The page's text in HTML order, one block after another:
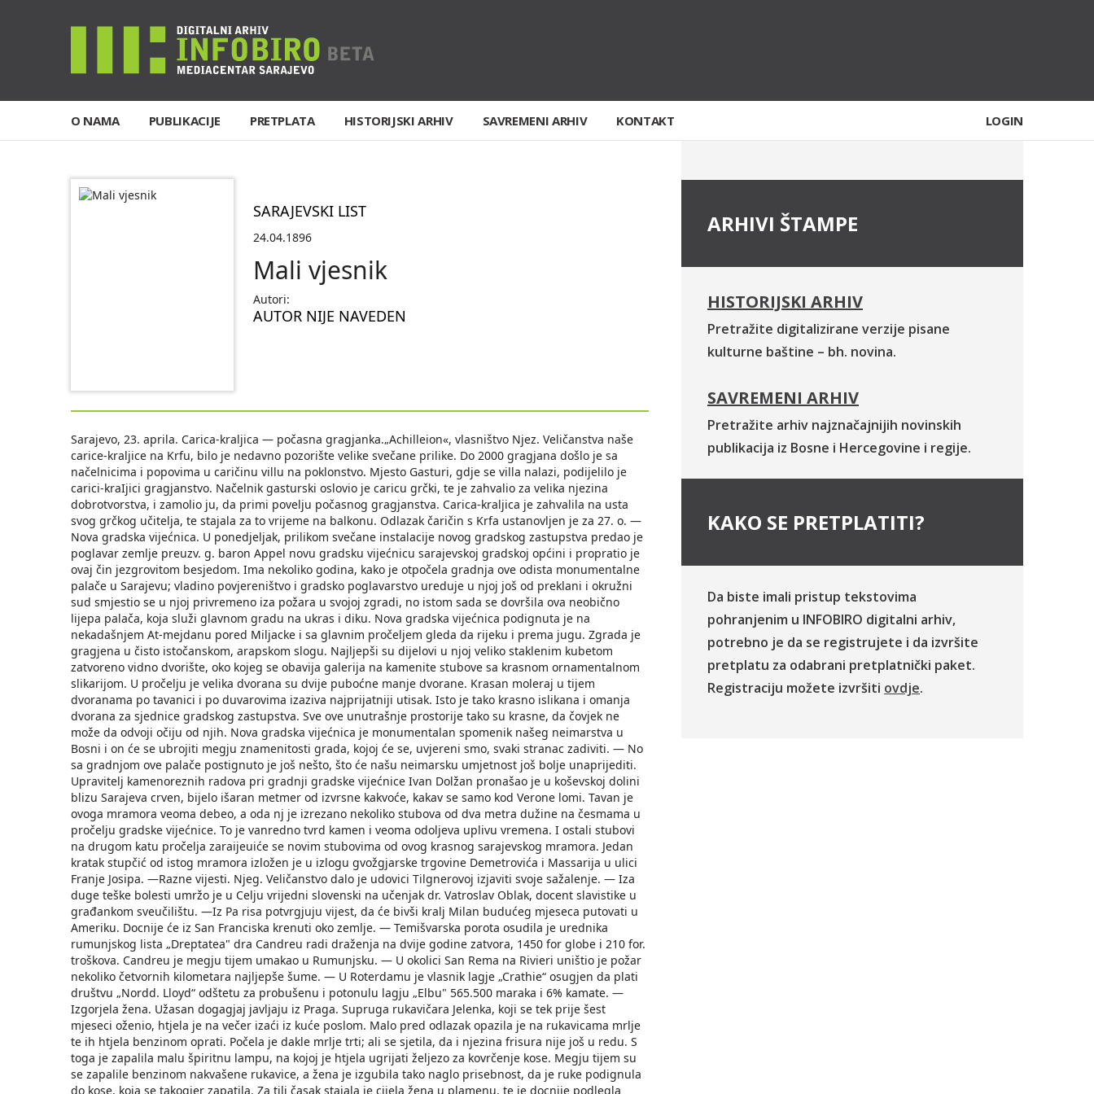
O NAMA PUBLIKACIJE PRETPLATA HISTORIJSKI ARHIV SAVREMENI ARHIV KONTAKT LOGIN
SARAJEVSKI LIST
24.04.1896
Mali vjesnik
Autori:
AUTOR NIJE NAVEDEN
Sarajevo, 23. aprila. Carica-kraljica — počasna gragjanka.„Achilleion«, vlasništvo Njez. Veličanstva naše
carice-kraljice na Krfu, bilo je nedavno pozorište velike svečane prilike. Do 2000 gragjana došlo je sa
načelnicima i popovima u caričinu villu na poklonstvo. Mjesto Gasturi, gdje se villa nalazi, podijelilo je
carici-kraIjici gragjanstvo. Načelnik gasturski oslovio je caricu grčki, te je zahvalio za velika njezina
dobrotvorstva, i zamolio ju, da primi povelju počasnog gragjanstva. Carica-kraljica je zahvalila na usta
svog grčkog učitelja, te stajala za to vrijeme na balkonu. Odlazak čaričin s Krfa ustanovljen je za 27. o. —
Nova gradska vijećnica. U ponedjeljak, prilikom svečane instalacije novog gradskog zastupstva predao je
poglavar zemlje preuzv. g. baron Appel novu gradsku vijećnicu sarajevskoj gradskoj općini i propratio je
ovaj čin jezgrovitom besjedom. Ima nekoliko godina, kako je otpočela gradnja ove odista monumentalne
palače u Sarajevu; vladino povjereništvo i gradsko poglavarstvo ureduje u njoj još od preklani i okružni
sud smjestio se u njoj privremeno iza požara u svojoj zgradi, no istom sada se dovršila ova neobično
lijepa palača, koja služi glavnom gradu na ukras i diku. Nova gradska vijećnica podignuta je na
nekadašnjem At-mejdanu pored Miljacke i sa glavnim pročeljem gleda da rijeku i prema jugu. Zgrada je
gragjena u čisto istočanskom, arapskom slogu. Najljepši su dijelovi u njoj veliko staklenim kubetom
zatvoreno vidno dvorište, oko kojeg se obavija galerija na kamenite stubove sa krasnom ornamentalnom
slikarijom. U pročelju je velika dvorana su dvije puboćne manje dvorane. Krasan moleraj u tijem
dvoranama po tavanici i po duvarovima izaziva najprijatniji utisak. Isto je tako krasno islikana i omanja
dvorana za sjednice gradskog zastupstva. Sve ove unutrašnje prostorije tako su krasne, da čovjek ne
može da odvoji očiju od njih. Nova gradska vijećnica je monumentalan spomenik našeg neimarstva u
Bosni i on će se ubrojiti megju znamenitosti grada, kojoj će se, uvjereni smo, svaki stranac zadiviti. — No
sa gradnjom ove palače postignuto je još nešto, što će našu neimarsku umjetnost još bolje unaprijediti.
Upravitelj kamenoreznih radova pri gradnji gradske vijećnice Ivan Dolžan pronašao je u koševskoj dolini
blizu Sarajeva crven, bijelo išaran metmer od izvrsne kakvoće, kakav se samo kod Verone lomi. Tavan je
ovoga mramora veoma debeo, a oda nj je izrezano nekoliko stubova od dva metra dužine na česmama u
pročelju gradske vijećnice. To je vanredno tvrd kamen i veoma odoljeva uplivu vremena. I ostali stubovi
na drugom katu pročelja zaraijeuiće se novim stubovima od ovog krasnog sarajevskog mramora. Jedan
kratak stupčić od istog mramora izložen je u izlogu gvožgjarske trgovine Demetrovića i Massarija u ulici
Franje Josipa. —Razne vijesti. Njeg. Veličanstvo dalo je udovici Tilgnerovoj izjaviti svoje sažalenje. — Iza
duge teške bolesti umržo je u Celju vrijedni slovenski na učenjak dr. Vatroslav Oblak, docent slavistike u
građankom sveučilištu. —Iz Pa risa potvrgjuju vijest, da će bivši kralj Milan budućeg mjeseca putovati u
Ameriku. Docnije će iz San Franciska krenuti oko zemlje. — Temišvarska porota osudila je urednika
rumunjskog lista „Dreptatea" dra Candreu radi draženja na dvije godine zatvora, 1450 for globe i 210 for.
troškova. Candreu je megju tijem umakao u Rumunjsku. — U okolici San Rema na Rivieri uništio je požar
nekoliko četvornih kilometara najljepše šume. — U Roterdamu je vlasnik lagje „Crathie“ osugjen da plati
društvu „Nordd. Lloyd“ odštetu za probušenu i potonulu lagju „Elbu" 565.500 maraka i 6% kamate. —
Izgorjela žena. Užasan dogagjaj javljaju iz Praga. Supruga rukavičara Jelenka, koji se tek prije šest
mjeseci oženio, htjela je na večer izaći iz kuće poslom. Malo pred odlazak opazila je na rukavicama mrlje
te ih htjela benzinom oprati. Počela je dakle mrlje trti; ali se sjetila, da i njezina frisura nije još u redu. S
toga je zapalila malu špiritnu lampu, na kojoj je htjela ugrijati željezo za kovrčenje kose. Megju tijem su
se zapalile benzinom nakvašene rukavice, a žena je izgubila tako naglo prisebnost, da je ruke podignula
do kose, koja se takogjer zapatila. Za tili časak stajala je cijela žena u plamenu, te je docnije podlegla
ARHIVI ŠTAMPE
HISTORIJSKI ARHIV
Pretražite digitalizirane verzije pisane
kulturne baštine – bh. novina.
SAVREMENI ARHIV
Pretražite arhiv najznačajnijih novinskih
publikacija iz Bosne i Hercegovine i regije.
KAKO SE PRETPLATITI?
Da biste imali pristup tekstovima
pohranjenim u INFOBIRO digitalni arhiv,
potrebno je da se registrujete i da izvršite
pretplatu za odabrani pretplatnički paket.
Registraciju možete izvršiti ovdje.